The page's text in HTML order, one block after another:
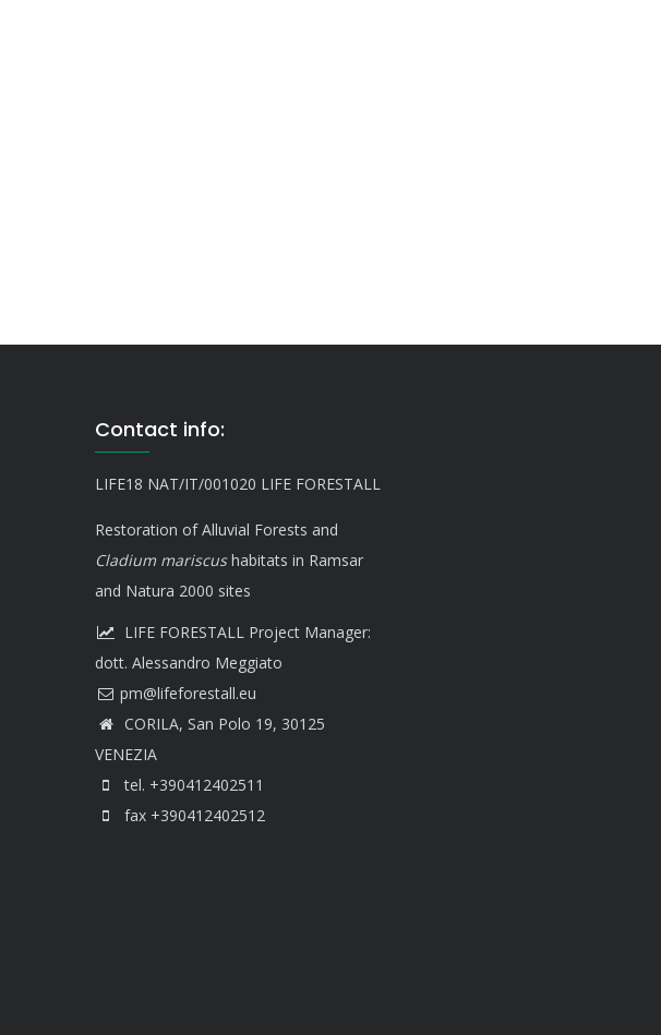
Contact info:
LIFE18 NAT/IT/001020 LIFE FORESTALL
Restoration of Alluvial Forests and
Cladium mariscushabitats in Ramsar
and Natura 2000 sites
LIFE FORESTALL Project Manager:
dott. Alessandro Meggiato
CORILA, San Polo 19, 30125
VENEZIA
tel. +390412402511
fax +390412402512